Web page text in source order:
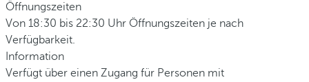
Öffnungszeiten
Von 18:30 bis 22:30 Uhr Öffnungszeiten je nach
Verfügbarkeit.
Information
Verfügt über einen Zugang für Personen mit